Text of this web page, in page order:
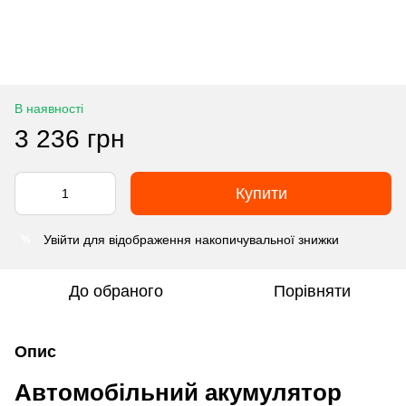
В наявності
3 236 грн
Купити
Увійти для відображення накопичувальної знижки
До обраного Порівняти
Опис
Автомобільний акумулятор